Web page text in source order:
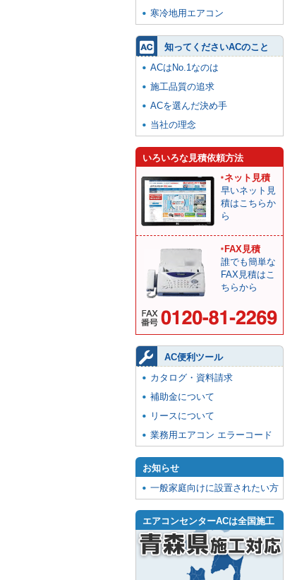
寒冷地用エアコン
知ってくださいACのこと
ACはNo.1なのは
施工品質の追求
ACを選んだ決め手
当社の理念
いろいろな見積依頼方法
ネット見積
早いネット見
積はこちらか
ら
FAX見積
誰でも簡単な
FAX見積はこ
ちらから
AC便利ツール
カタログ・資料請求
補助金について
リースについて
業務用エアコン エラーコード
お知らせ
一般家庭向けに設置されたい方
エアコンセンターACは全国施工